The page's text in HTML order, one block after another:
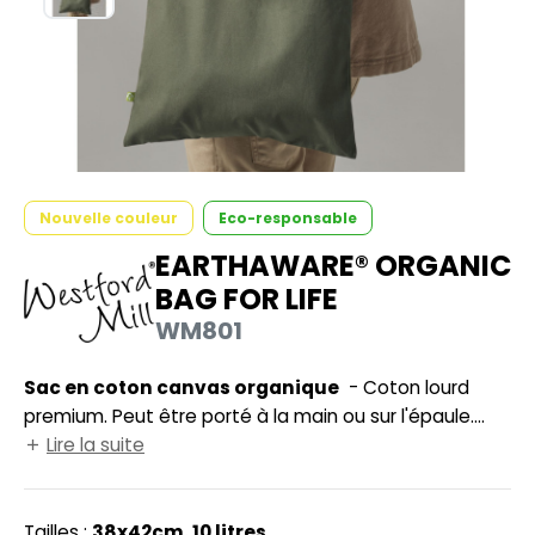
DE SERIE
MODULABLES
DE MAISON
YOUR BRAND
SI ON L'APPELAIT FRANCIS
BY PROMODORO
HALES
Nouvelle couleur Eco-responsable
EARTHAWARE® ORGANIC
BAG FOR LIFE
WM801
Sac en coton canvas organique
premium. Peut être porté à la main ou sur l'épaule.
Longueur des anses 67cm. Surface d'impression
Lire la suite